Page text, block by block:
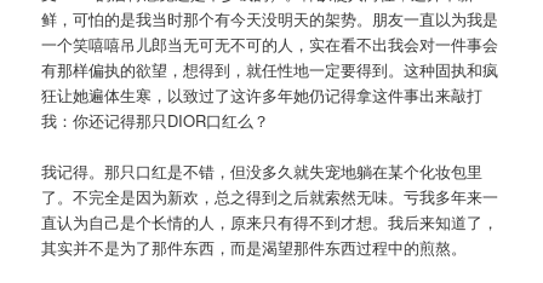
鲜，可怕的是我当时那个有今天没明天的架势。朋友一直以为我是
一个笑嘻嘻吊儿郎当无可无不可的人，实在看不出我会对一件事会
有那样偏执的欲望，想得到，就任性地一定要得到。这种固执和疯
狂让她遍体生寒，以致过了这许多年她仍记得拿这件事出来敲打
我：你还记得那只DIOR口红么？
我记得。那只口红是不错，但没多久就失宠地躺在某个化妆包里
了。不完全是因为新欢，总之得到之后就索然无味。亏我多年来一
直认为自己是个长情的人，原来只有得不到才想。我后来知道了，
其实并不是为了那件东西，而是渴望那件东西过程中的煎熬。